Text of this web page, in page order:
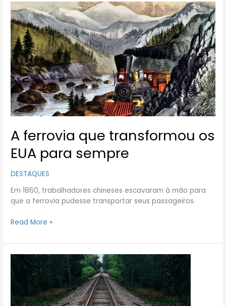
A ferrovia que transformou os
EUA para sempre
DESTAQUES
Em 1860, trabalhadores chineses escavaram à mão para
que a ferrovia pudesse transportar seus passageiros.
ferrovia
que
transformou
os
EUA
para
sempre
Read More »
Trem
entre
Salvador
e
Chapada